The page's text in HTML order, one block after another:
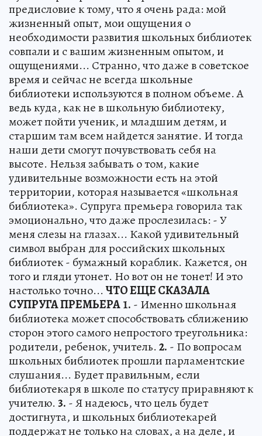
предисловие к тому, что я очень рада: мой
жизненный опыт, мои ощущения о
необходимости развития школьных библиотек
совпали и с вашим жизненным опытом, и
ощущениями... Странно, что даже в советское
время и сейчас не всегда школьные
библиотеки используются в полном объеме. А
ведь куда, как не в школьную библиотеку,
может пойти ученик, и младшим детям, и
старшим там всем найдется занятие. И тогда
наши дети смогут почувствовать себя на
высоте. Нельзя забывать о том, какие
удивительные возможности есть на этой
территории, которая называется «школьная
библиотека». Супруга премьера говорила так
эмоционально, что даже прослезилась: - У
меня слезы на глазах... Какой удивительный
символ выбран для российских школьных
библиотек - бумажный кораблик. Кажется, он
того и гляди утонет. Но вот он не тонет! И это
настолько точно... ЧТО ЕЩЕ СКАЗАЛА
СУПРУГА ПРЕМЬЕРА1. - Именно школьная
библиотека может способствовать сближению
сторон этого самого непростого треугольника:
родители, ребенок, учитель. 2. - По вопросам
школьных библиотек прошли парламентские
слушания... Будет правильным, если
библиотекаря в школе по статусу приравняют к
учителю. 3. - Я надеюсь, что цель будет
достигнута, и школьных библиотекарей
поддержат не только на словах, а на деле, и